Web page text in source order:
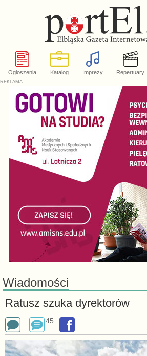
Ogłoszenia Katalog Imprezy Repertuary
Wiadomości
Ratusz szuka dyrektorów
45